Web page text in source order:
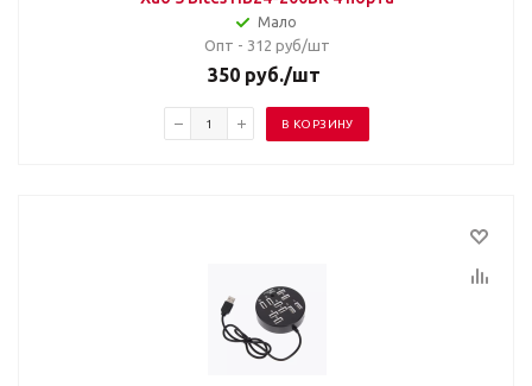
Мало
Опт - 312 руб/шт
350 руб./шт
В КОРЗИНУ